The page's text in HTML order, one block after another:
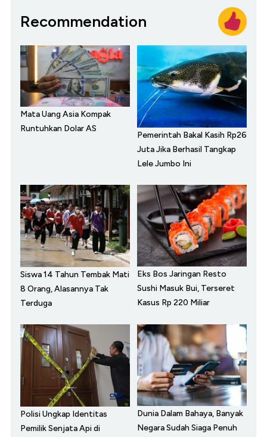
Recommendation
Mata Uang Asia Kompak
Runtuhkan Dolar AS
Pemerintah Bakal Kasih Rp26
Juta Jika Berhasil Tangkap
Lele Jumbo Ini
Siswa 14 Tahun Tembak Mati
8 Orang, Alasannya Tak
Terduga
Eks Bos Jaringan Resto
Sushi Masuk Bui, Terseret
Kasus Rp 220 Miliar
Polisi Ungkap Identitas
Pemilik Senjata Api di
Dunia Dalam Bahaya, Banyak
Negara Sudah Siaga Penuh